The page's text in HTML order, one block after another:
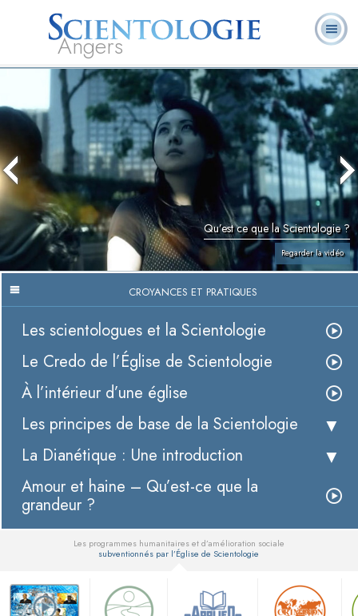
Angers
L. Ron Hubbard
Qu’est-ce que la
Scientologie ?
Ministres
volontaires
Foire aux
questions
Livres
Qu’est ce que la Scientologie ?
Regarder la vidéo
CROYANCES ET PRATIQUES
Les scientologues et la Scientologie
Le Credo de l’Église de Scientologie
À l’intérieur d’une église
Les principes de base de la Scientologie
La Dianétique : Une introduction
Amour et haine – Qu’est-ce que la
grandeur ?
Les programmes humanitaires et d’amélioration sociale
subventionnés par l’Église de Scientologie